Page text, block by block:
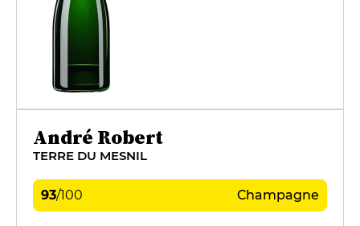
André Robert
TERRE DU MESNIL
93/100 Champagne